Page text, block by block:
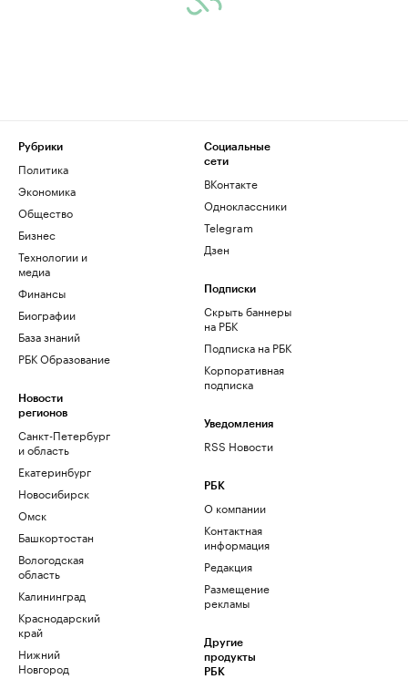
Рубрики
Политика
Экономика
Общество
Бизнес
Технологии и
медиа
Финансы
Биографии
База знаний
РБК Образование
Новости
регионов
Санкт-Петербург
и область
Екатеринбург
Новосибирск
Омск
Башкортостан
Вологодская
область
Калининград
Краснодарский
край
Нижний
Новгород
Социальные
сети
ВКонтакте
Одноклассники
Telegram
Дзен
Подписки
Скрыть баннеры
на РБК
Подписка на РБК
Корпоративная
подписка
Уведомления
RSS Новости
РБК
О компании
Контактная
информация
Редакция
Размещение
рекламы
Другие
продукты
РБК